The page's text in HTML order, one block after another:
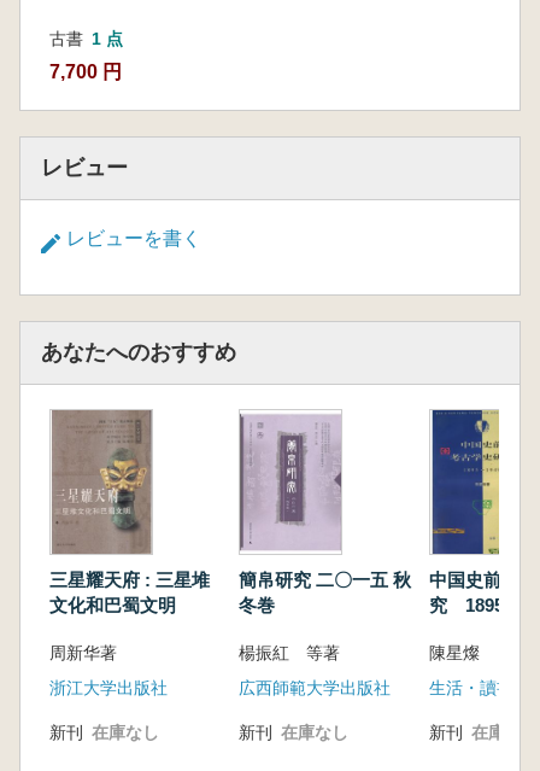
古書 1 点
7,700 円
レビュー
レビューを書く
あなたへのおすすめ
三星耀天府 : 三星堆
文化和巴蜀文明
周新华著
浙江大学出版社
新刊 在庫なし
簡帛研究 二〇一五 秋
冬巻
楊振紅 等著
広西師範大学出版社
新刊 在庫なし
中国史前考
究 1895-
陳星燦
新刊 在庫なし